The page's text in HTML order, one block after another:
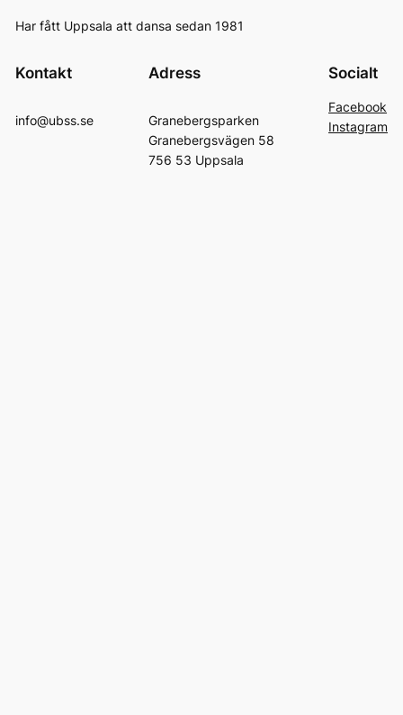
Har fått Uppsala att dansa sedan 1981
Kontakt
info@ubss.se
Adress
Granebergsparken
Granebergsvägen 58
756 53 Uppsala
Socialt
Facebook
Instagram